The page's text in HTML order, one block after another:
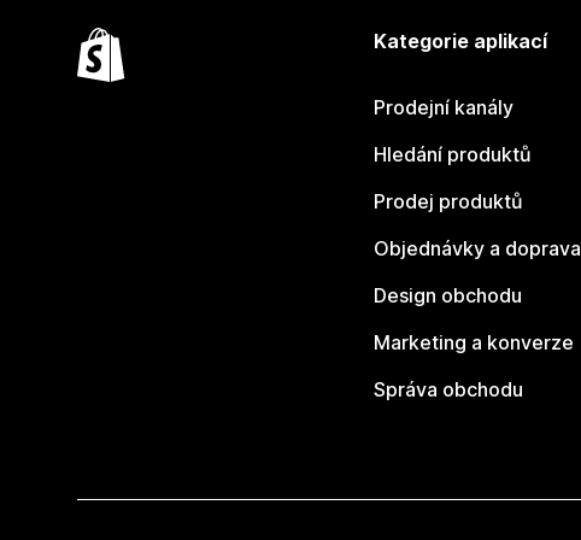
Kategorie aplikací
Prodejní kanály
Hledání produktů
Prodej produktů
Objednávky a doprava
Design obchodu
Marketing a konverze
Správa obchodu